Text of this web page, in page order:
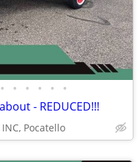
• • • • • •
- REDUCED!!!
INC, Pocatello